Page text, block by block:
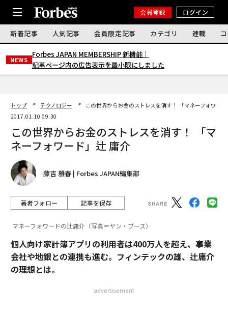
会員登録 ログイン
新着記事 人気記事 会員限定記事 カテゴリ 連載
NEWS
Forbes JAPAN MEMBERSHIP 新機能｜
記事ページ内の広告表示を最小限にしました
トップ テクノロジー
この世界からお金のストレスを消す！ 「マネーフォワー
2017.01.10 09:30
この世界からお金のストレスを消す！ 「マ
ネーフォワード」辻 庸介
藤吉 雅春 | Forbes JAPAN編集部
著者フォロー 記事を保存
マネーフォワードの辻庸介（写真＝ヤン・ブース）
個人向け家計簿アプリの利用者は400万人を超え、事業
会社や地銀との連携も進む。フィンテックの雄、辻庸介
の理想とは。
advertisement